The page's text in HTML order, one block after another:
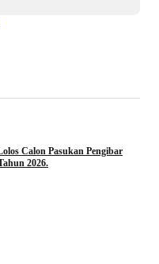
Calon Pasukan Pengibar
2026.